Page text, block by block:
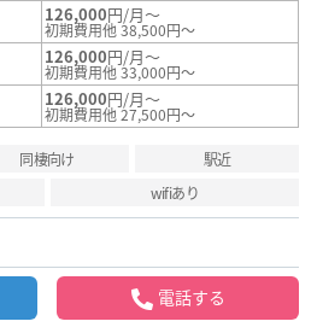
126,000円/月～
初期費用他 38,500円～
126,000円/月～
初期費用他 33,000円～
126,000円/月～
初期費用他 27,500円～
同棲向け
駅近
wifiあり
電話する